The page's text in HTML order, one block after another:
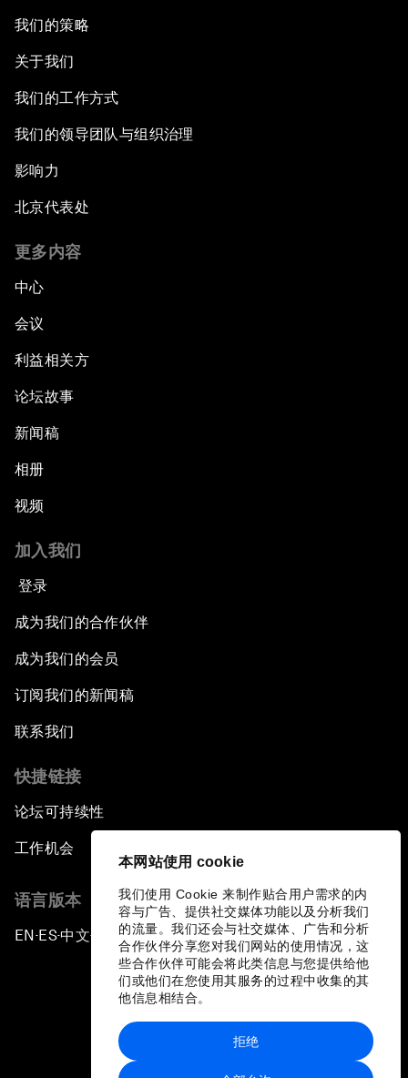
本网站使用 cookie
我们使用 Cookie 来制作贴合用户需求的内
容与广告、提供社交媒体功能以及分析我们
的流量。我们还会与社交媒体、广告和分析
合作伙伴分享您对我们网站的使用情况，这
些合作伙伴可能会将此类信息与您提供给他
们或他们在您使用其服务的过程中收集的其
他信息相结合。
拒绝
我们的策略
关于我们
我们的工作方式
我们的领导团队与组织治理
影响力
北京代表处
更多内容
中心
会议
利益相关方
论坛故事
新闻稿
相册
视频
加入我们
登录
成为我们的合作伙伴
成为我们的会员
订阅我们的新闻稿
联系我们
快捷链接
论坛可持续性
工作机会
语言版本
EN ▪ES▪中文▪ 日本語